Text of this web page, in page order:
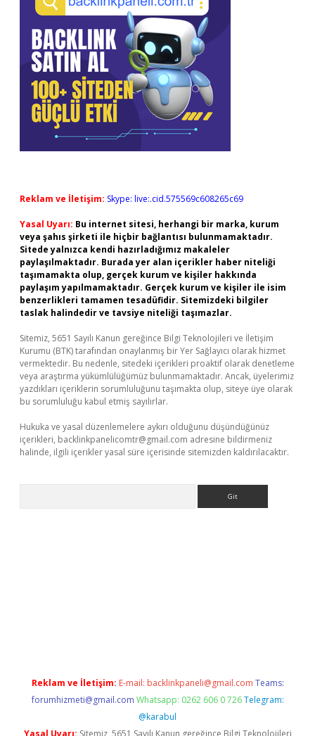
Reklam ve İletişim: Skype: live:.cid.575569c608265c69
Yasal Uyarı: Bu internet sitesi, herhangi bir marka, kurum
veya şahıs şirketi ile hiçbir bağlantısı bulunmamaktadır.
Sitede yalnızca kendi hazırladığımız makaleler
paylaşılmaktadır. Burada yer alan içerikler haber niteliği
taşımamakta olup, gerçek kurum ve kişiler hakkında
paylaşım yapılmamaktadır. Gerçek kurum ve kişiler ile isim
benzerlikleri tamamen tesadüfidir. Sitemizdeki bilgiler
taslak halindedir ve tavsiye niteliği taşımazlar.
Sitemiz, 5651 Sayılı Kanun gereğince Bilgi Teknolojileri ve İletişim
Kurumu (BTK) tarafından onaylanmış bir Yer Sağlayıcı olarak hizmet
vermektedir. Bu nedenle, sitedeki içerikleri proaktif olarak denetleme
veya araştırma yükümlülüğümüz bulunmamaktadır. Ancak, üyelerimiz
yazdıkları içeriklerin sorumluluğunu taşımakta olup, siteye üye olarak
bu sorumluluğu kabul etmiş sayılırlar.
Hukuka ve yasal düzenlemelere aykırı olduğunu düşündüğünüz
içerikleri, backlinkpanelicomtr@gmail.com adresine bildirmeniz
halinde, ilgili içerikler yasal süre içerisinde sitemizden kaldırılacaktır.
Reklam ve İletişim: E-mail: backlinkpaneli@gmail.com Teams:
forumhizmeti@gmail.com Whatsapp: 0262 606 0 726 Telegram:
@karabul
Yasal Uyarı: Sitemiz, 5651 Sayılı Kanun gereğince Bilgi Teknolojileri